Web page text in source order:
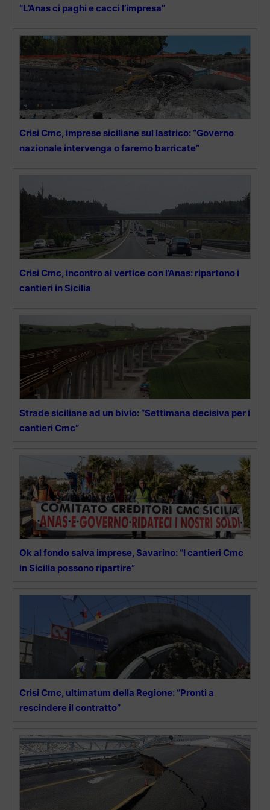
“L’Anas ci paghi e cacci l’impresa”
Crisi Cmc, imprese siciliane sul lastrico: “Governo
nazionale intervenga o faremo barricate”
Crisi Cmc, incontro al vertice con l’Anas: ripartono i
cantieri in Sicilia
Strade siciliane ad un bivio: “Settimana decisiva per i
cantieri Cmc”
Ok al fondo salva imprese, Savarino: “I cantieri Cmc
in Sicilia possono ripartire”
Crisi Cmc, ultimatum della Regione: “Pronti a
rescindere il contratto”